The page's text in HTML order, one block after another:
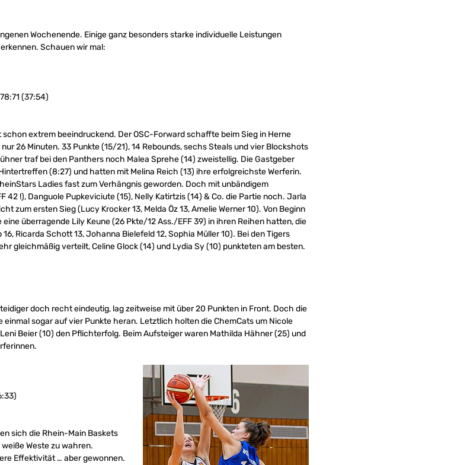
Wochenende. Einige ganz besonders starke individuelle Leistungen
Schauen wir mal:
(37:54)
extrem beeindruckend. Der OSC-Forward schaffte beim Sieg in Herne
26 Minuten. 33 Punkte (15/21), 14 Rebounds, sechs Steals und vier Blockshots
traf bei den Panthers noch Malea Sprehe (14) zweistellig. Die Gastgeber
(8:27) und hatten mit Melina Reich (13) ihre erfolgreichste Werferin.
Ladies fast zum Verhängnis geworden. Doch mit unbändigem
42 !), Danguole Pupkeviciute (15), Nelly Katirtzis (14) & Co. die Partie noch. Jarla
zum ersten Sieg (Lucy Krocker 13, Melda Öz 13, Amelie Werner 10). Von Beginn
überragende Lily Keune (26 Pkte/12 Ass./EFF 39) in ihren Reihen hatten, die
Ricarda Schott 13, Johanna Bielefeld 12, Sophia Müller 10). Bei den Tigers
gleichmäßig verteilt, Celine Glock (14) und Lydia Sy (10) punkteten am besten.
doch recht eindeutig, lag zeitweise mit über 20 Punkten in Front. Doch die
sogar auf vier Punkte heran. Letztlich holten die ChemCats um Nicole
Beier (10) den Pflichterfolg. Beim Aufsteiger waren Mathilda Hähner (25) und
sich die Rhein-Main Baskets
Weste zu wahren.
Effektivität … aber gewonnen.